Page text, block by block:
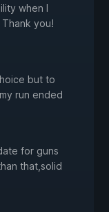
when I
you!
but to
run ended
for guns
that,solid